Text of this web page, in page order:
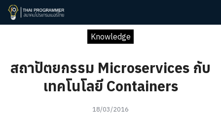
Skip
Knowledge
สถาปัตยกรรม Microservices กับ
เทคโนโลยี Containers
18/03/2016